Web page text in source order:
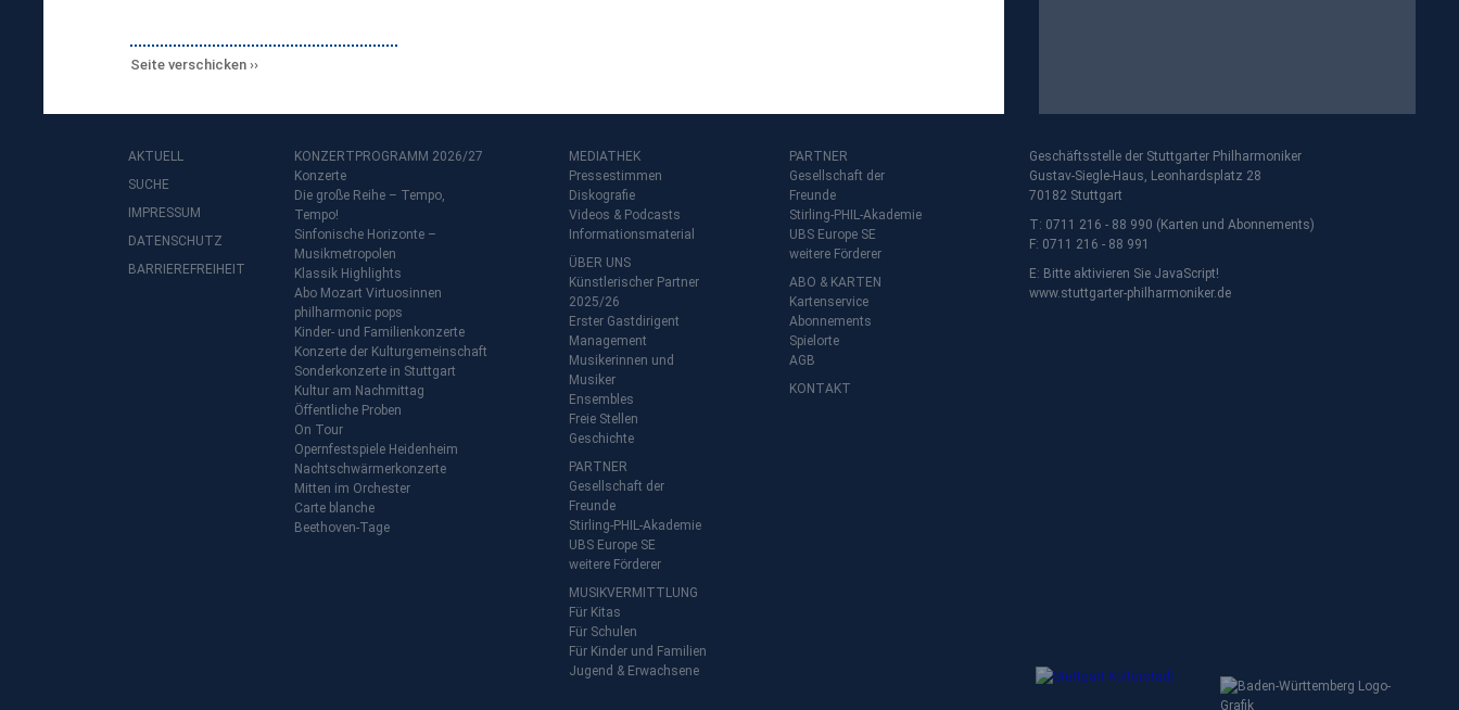
Seite verschicken
AKTUELL
SUCHE
IMPRESSUM
DATENSCHUTZ
BARRIEREFREIHEIT
KONZERTPROGRAMM 2026/27
Konzerte
Die große Reihe – Tempo,
Tempo!
Sinfonische Horizonte –
Musikmetropolen
Klassik Highlights
Abo Mozart Virtuosinnen
philharmonic pops
Kinder- und Familienkonzerte
Konzerte der Kulturgemeinschaft
Sonderkonzerte in Stuttgart
Kultur am Nachmittag
Öffentliche Proben
On Tour
Opernfestspiele Heidenheim
Nachtschwärmerkonzerte
Mitten im Orchester
Carte blanche
Beethoven-Tage
MEDIATHEK
Pressestimmen
Diskografie
Videos & Podcasts
Informationsmaterial
ÜBER UNS
Künstlerischer Partner
2025/26
Erster Gastdirigent
Management
Musikerinnen und
Musiker
Ensembles
Freie Stellen
Geschichte
PARTNER
Gesellschaft der
Freunde
Stirling-PHIL-Akademie
UBS Europe SE
weitere Förderer
MUSIKVERMITTLUNG
Für Kitas
Für Schulen
Für Kinder und Familien
Jugend & Erwachsene
PARTNER
Gesellschaft der
Freunde
Stirling-PHIL-Akademie
UBS Europe SE
weitere Förderer
ABO & KARTEN
Kartenservice
Abonnements
Spielorte
AGB
KONTAKT
Geschäftsstelle der Stuttgarter Philharmoniker
Gustav-Siegle-Haus, Leonhardsplatz 28
70182 Stuttgart
T: 0711 216 - 88 990 (Karten und Abonnements)
F: 0711 216 - 88 991
E: Bitte aktivieren Sie JavaScript!
www.stuttgarter-philharmoniker.de